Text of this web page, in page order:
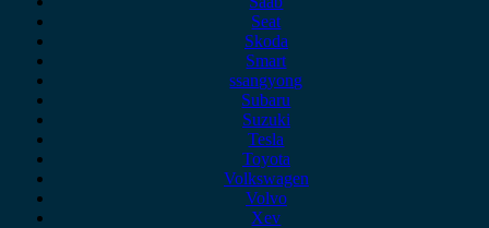
Seat
Skoda
Smart
ssangyong
Subaru
Suzuki
Tesla
Toyota
Volkswagen
Volvo
Xev